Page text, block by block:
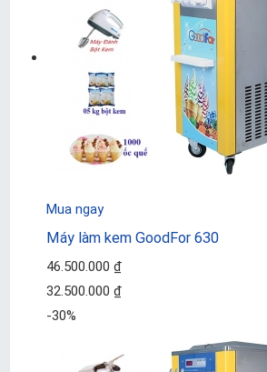
Mua ngay
Máy làm kem GoodFor 630
46.500.000 ₫
32.500.000 ₫
-30%